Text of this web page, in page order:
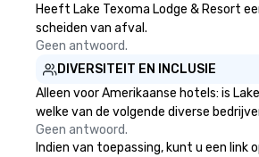
Heeft Lake Texoma Lodge & Resort
scheiden van afval.
Geen antwoord.
DIVERSITEIT EN INCLUSIE
Alleen voor Amerikaanse hotels: is
welke van de volgende diverse
Geen antwoord.
Indien van toepassing, kunt u een